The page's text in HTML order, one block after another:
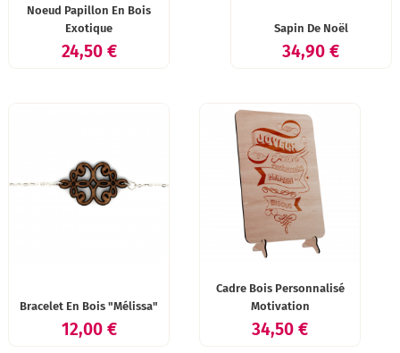
Noeud Papillon En Bois
Exotique
Prix
24,50 €
Sapin De Noël
Prix
34,90 €
Bracelet En Bois "Mélissa"
Prix
12,00 €
Cadre Bois Personnalisé
Motivation
Prix
34,50 €